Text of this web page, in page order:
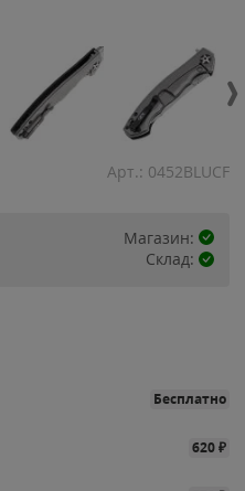
Арт.: 0452BLUCF
Магазин:
Склад:
Бесплатно
620₽